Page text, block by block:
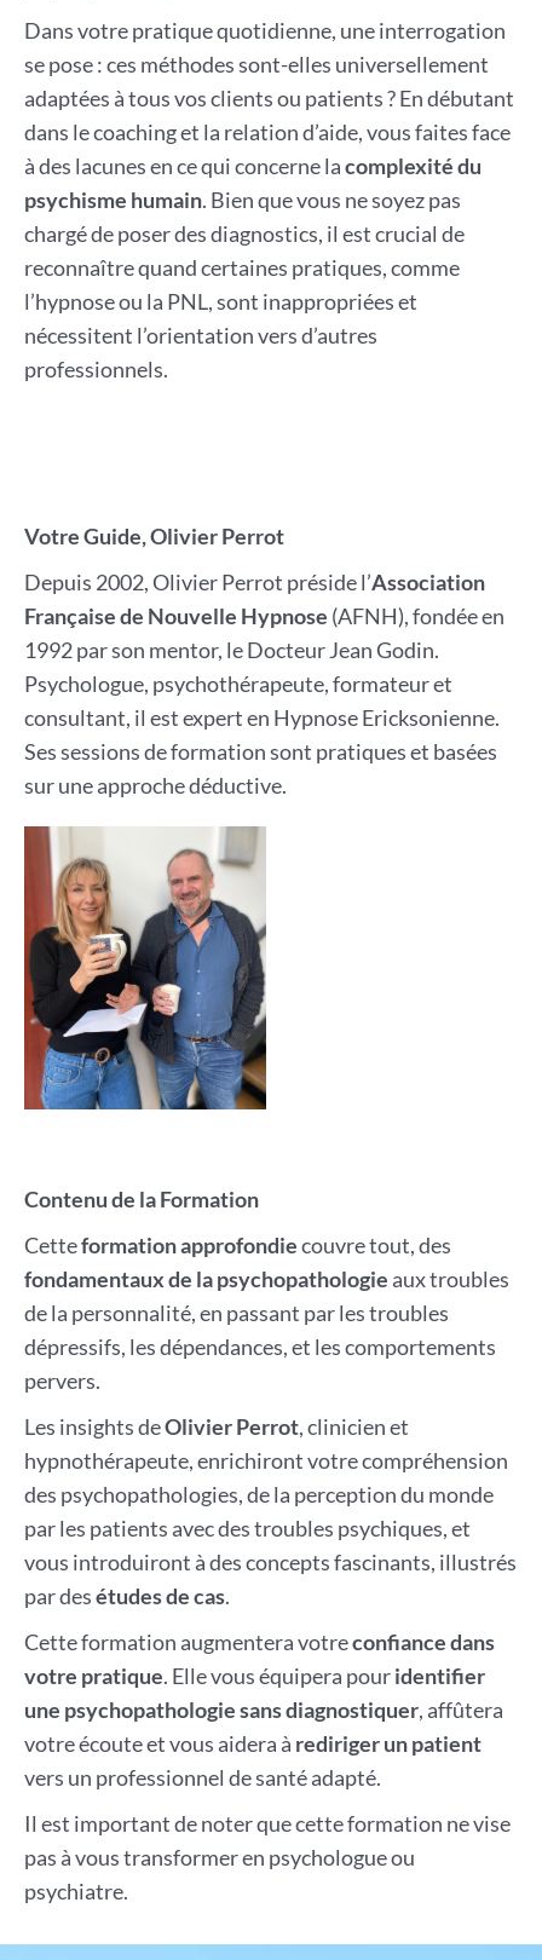
Dans votre pratique quotidienne, une interrogation
se pose : ces méthodes sont-elles universellement
adaptées à tous vos clients ou patients ? En débutant
dans le coaching et la relation d’aide, vous faites face
à des lacunes en ce qui concerne lacomplexité du
psychisme humain. Bien que vous ne soyez pas
chargé de poser des diagnostics, il est crucial de
reconnaître quand certaines pratiques, comme
l’hypnose ou la PNL, sont inappropriées et
nécessitent l’orientation vers d’autres
professionnels.
Votre Guide, Olivier Perrot
Depuis 2002, Olivier Perrot préside l’Association
Française de Nouvelle Hypnose (AFNH), fondée en
1992 par son mentor, le Docteur Jean Godin.
Psychologue, psychothérapeute, formateur et
consultant, il est expert en Hypnose Ericksonienne.
Ses sessions de formation sont pratiques et basées
sur une approche déductive.
Contenu de la Formation
Cetteformation approfondiecouvre tout, des
fondamentaux de la psychopathologie aux troubles
de la personnalité, en passant par les troubles
dépressifs, les dépendances, et les comportements
pervers.
Les insights deOlivier Perrot, clinicien et
hypnothérapeute, enrichiront votre compréhension
des psychopathologies, de la perception du monde
par les patients avec des troubles psychiques, et
vous introduiront à des concepts fascinants, illustrés
par desétudes de cas.
Cette formation augmentera votreconfiance dans
votre pratique. Elle vous équipera pouridentifier
une psychopathologie sans diagnostiquer, affûtera
votre écoute et vous aidera à rediriger un patient
vers un professionnel de santé adapté.
Il est important de noter que cette formation ne vise
pas à vous transformer en psychologue ou
psychiatre.